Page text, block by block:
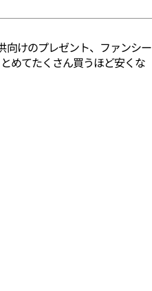
向けのプレゼント、ファンシー
めてたくさん買うほど安くな